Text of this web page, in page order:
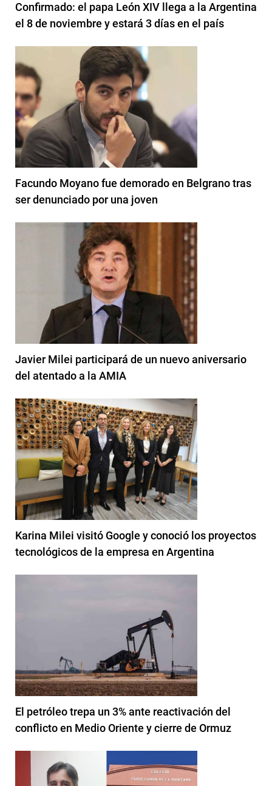
Confirmado: el papa León XIV llega a la Argentina
el 8 de noviembre y estará 3 días en el país
Facundo Moyano fue demorado en Belgrano tras
ser denunciado por una joven
Javier Milei participará de un nuevo aniversario
del atentado a la AMIA
Karina Milei visitó Google y conoció los proyectos
tecnológicos de la empresa en Argentina
El petróleo trepa un 3% ante reactivación del
conflicto en Medio Oriente y cierre de Ormuz